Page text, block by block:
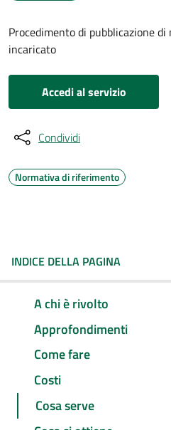
Procedimento di pubblicazione
incaricato
Accedi al servizio
Condividi
Normativa di riferimento
INDICE DELLA PAGINA
A chi è rivolto
Approfondimenti
Come fare
Costi
Cosa serve